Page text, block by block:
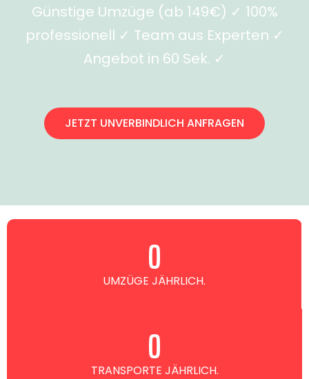
Günstige Umzüge (ab 149€) ✓ 100%
professionell ✓ Team aus Experten ✓
Angebot in 60 Sek. ✓
JETZT UNVERBINDLICH ANFRAGEN
UMZÜGE JÄHRLICH.
0
TRANSPORTE JÄHRLICH.
0